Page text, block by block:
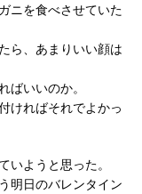
ニを食べさせていた
ら、あまりいい顔は
ばいいのか。
ければそれでよかっ
いようと思った。
明日のバレンタイン